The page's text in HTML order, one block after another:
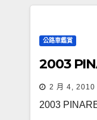
公路車鑑賞
2003
2 月 4, 2010
2003